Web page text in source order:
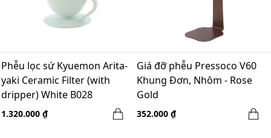
Phễu lọc sứ Kyuemon Arita-
yaki Ceramic Filter (with
dripper) White B028
1.320.000 ₫
Giá đỡ phễu Pressoco V60
Khung Đơn, Nhôm - Rose
Gold
352.000 ₫